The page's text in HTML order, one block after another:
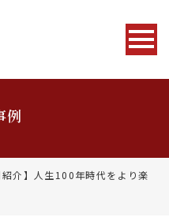
例
紹介】人生100年時代をより楽